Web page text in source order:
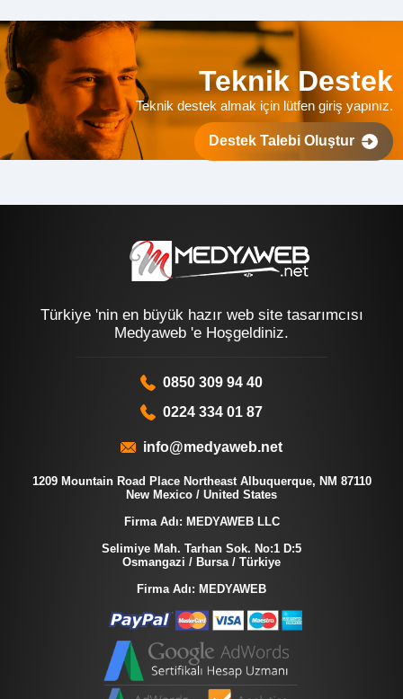
Teknik Destek
Teknik destek almak için lütfen giriş yapınız.
Destek Talebi Oluştur
Türkiye 'nin en büyük hazır web site tasarımcısı
Medyaweb 'e Hoşgeldiniz.
0850 309 94 40
0224 334 01 87
info@medyaweb.net
1209 Mountain Road Place Northeast Albuquerque, NM 87110
New Mexico / United States
Firma Adı: MEDYAWEB LLC
Selimiye Mah. Tarhan Sok. No:1 D:5
Osmangazi / Bursa / Türkiye
Firma Adı: MEDYAWEB